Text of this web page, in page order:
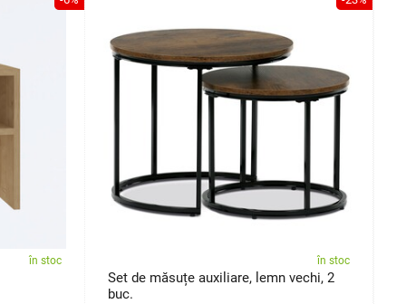
în stoc în stoc
Set de măsuțe auxiliare, lemn vechi, 2
buc.